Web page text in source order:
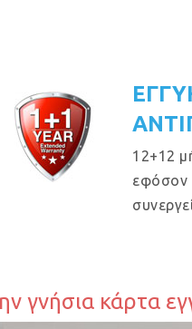
12+12
εφόσον
γνήσια κάρτα